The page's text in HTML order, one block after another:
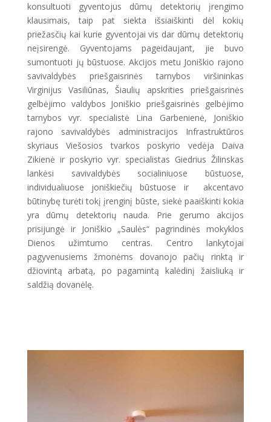
konsultuoti gyventojus dūmų detektorių įrengimo
klausimais, taip pat siekta išsiaiškinti dėl kokių
priežasčių kai kurie gyventojai vis dar dūmų detektorių
neįsirengė. Gyventojams pageidaujant, jie buvo
sumontuoti jų būstuose. Akcijos metu Joniškio rajono
savivaldybės priešgaisrinės tarnybos viršininkas
Virginijus Vasiliūnas, Šiaulių apskrities priešgaisrinės
gelbėjimo valdybos Joniškio priešgaisrinės gelbėjimo
tarnybos vyr. specialistė Lina Garbenienė, Joniškio
rajono savivaldybės administracijos Infrastruktūros
skyriaus Viešosios tvarkos poskyrio vedėja Daiva
Zikienė ir poskyrio vyr. specialistas Giedrius Žilinskas
lankėsi savivaldybės socialiniuose būstuose,
individualiuose joniškiečių būstuose ir akcentavo
būtinybę turėti tokį įrenginį būste, siekė paaiškinti kokia
yra dūmų detektorių nauda. Prie gerumo akcijos
prisijungė ir Joniškio „Saulės“ pagrindinės mokyklos
Dienos užimtumo centras. Centro lankytojai
pagyvenusiems žmonėms dovanojo pačių rinktą ir
džiovintą arbatą, po pagamintą kalėdinį žaisliuką ir
saldžią dovanėlę.